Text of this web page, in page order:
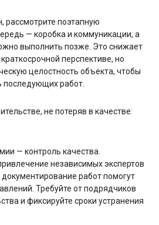
рассмотрите поэтапную
— коробка и коммуникации, а
выполнить позже. Это снижает
перспективе, но
целостность объекта, чтобы
последующих работ.
не потеряв в качестве:
— контроль качества.
независимых экспертов
работ помогут
Требуйте от подрядчиков
и фиксируйте сроки устранения